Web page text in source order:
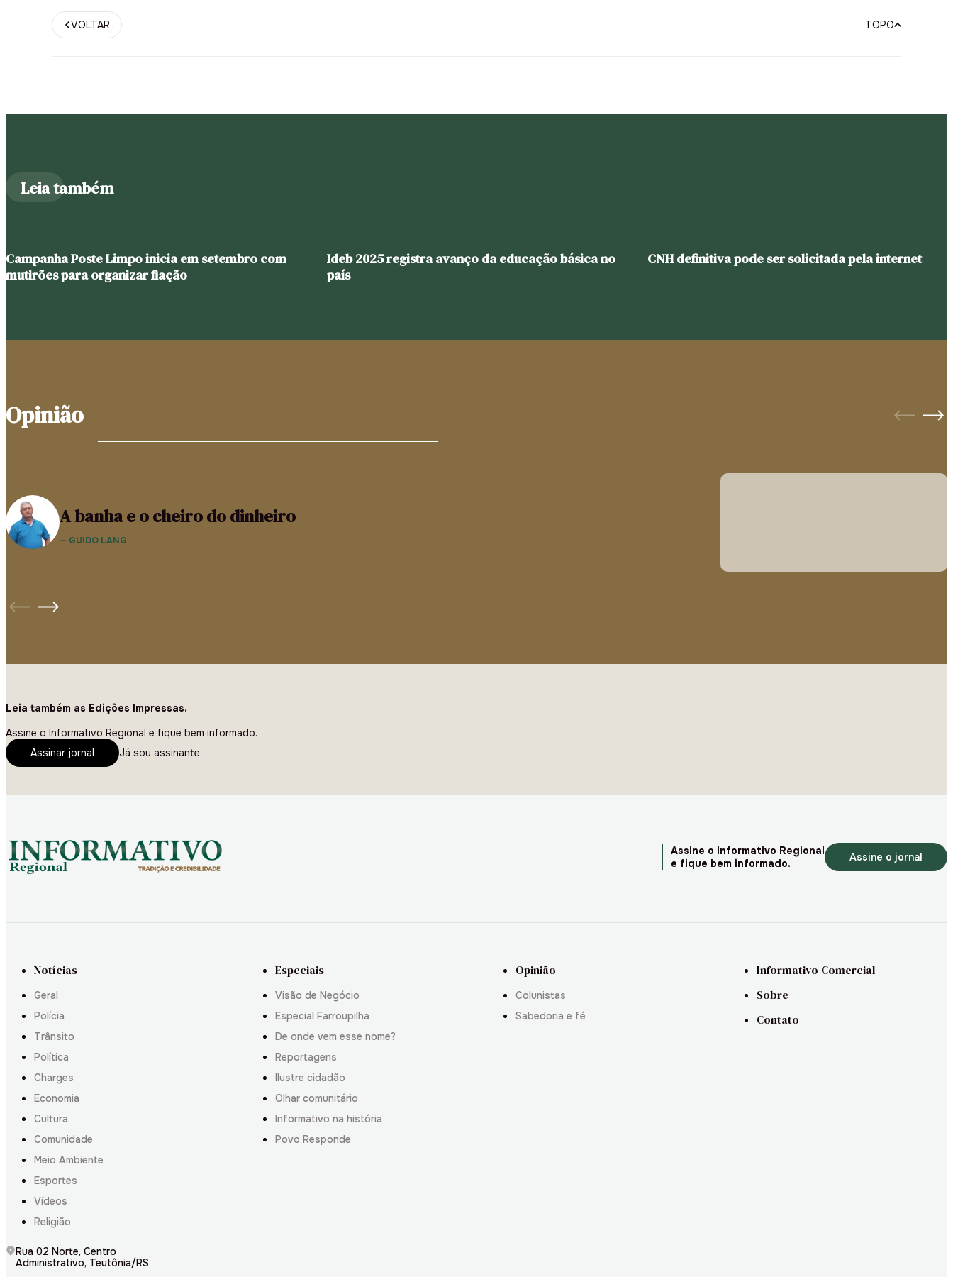
VOLTAR TOPO
Leia também
Campanha Poste Limpo inicia em setembro com
mutirões para organizar fiação
Ideb 2025 registra avanço da educação básica no
país
CNH definitiva pode ser solicitada pela internet
Opinião
A banha e o cheiro do dinheiro
— GUIDO LANG
Leia também as Edições Impressas.
Assine o Informativo Regional e fique bem informado.
Assinar jornal
Já sou assinante
Assine o Informativo Regional
e fique bem informado.
Assine o jornal
Notícias
Geral
Polícia
Trânsito
Política
Charges
Economia
Cultura
Comunidade
Meio Ambiente
Esportes
Vídeos
Religião
Especiais
Visão de Negócio
Especial Farroupilha
De onde vem esse nome?
Reportagens
Ilustre cidadão
Olhar comunitário
Informativo na história
Povo Responde
Opinião
Colunistas
Sabedoria e fé
Informativo Comercial
Sobre
Contato
Rua 02 Norte, Centro
Administrativo, Teutônia/RS